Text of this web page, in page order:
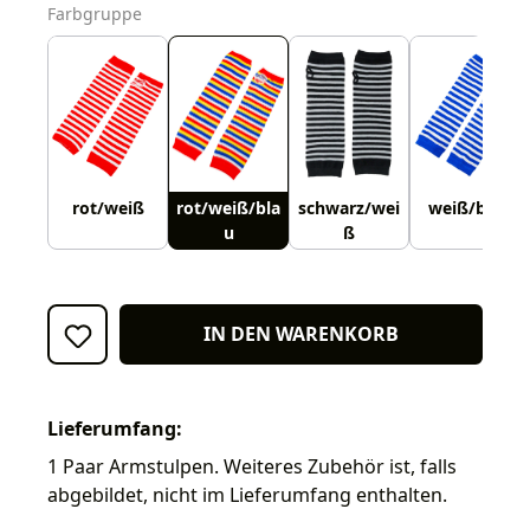
Farbgruppe
rot/weiß
rot/weiß/bla
u
schwarz/wei
ß
weiß/blau
IN DEN WARENKORB
Lieferumfang:
1 Paar Armstulpen. Weiteres Zubehör ist, falls
abgebildet, nicht im Lieferumfang enthalten.